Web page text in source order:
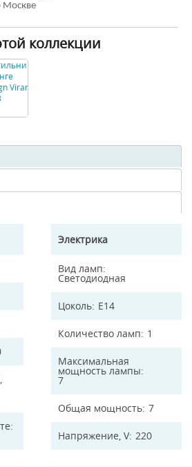
Москве
коллекции
Электрика
Вид ламп
Светодиодная
Цоколь E14
Количество ламп 1
Максимальная
мощность лампы
7
Общая мощность 7
Напряжение, V 220